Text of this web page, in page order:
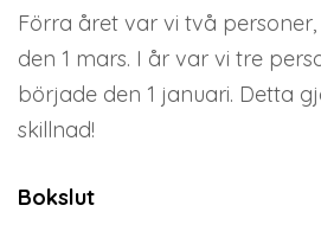
Förra året var vi två
den 1 mars. I år var vi tre
började den 1 januari. Detta
skillnad!
Bokslut